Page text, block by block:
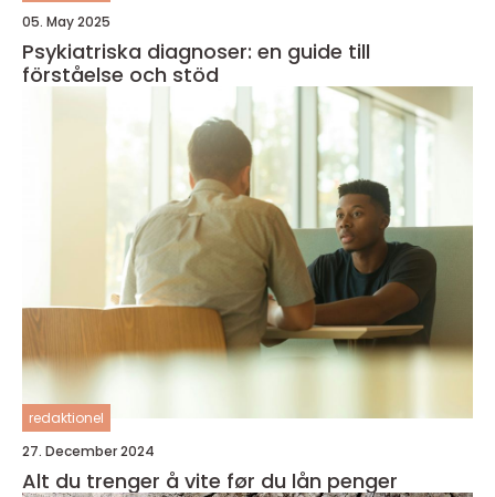
05. May 2025
Psykiatriska diagnoser: en guide till
förståelse och stöd
redaktionel
27. December 2024
Alt du trenger å vite før du lån penger